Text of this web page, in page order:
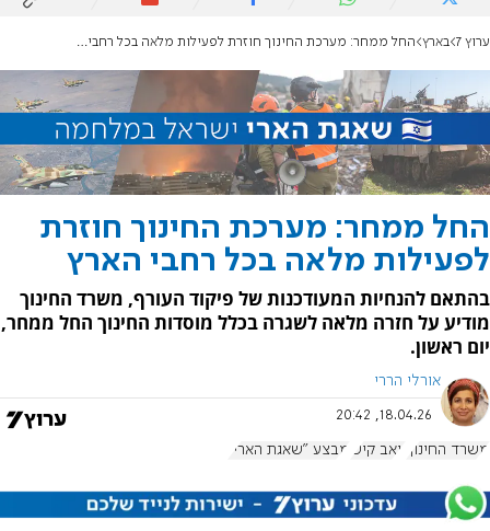
ערוץ 7 בארץ החל ממחר: מערכת החינוך חוזרת לפעילות מלאה בכל רחבי הארץ
החל ממחר: מערכת החינוך חוזרת
לפעילות מלאה בכל רחבי הארץ
בהתאם להנחיות המעודכנות של פיקוד העורף, משרד החינוך
מודיע על חזרה מלאה לשגרה בכלל מוסדות החינוך החל ממחר,
יום ראשון.
אורלי הררי
18.04.26, 20:42
משרד החינוך יואב קיש מבצע "שאגת הארי"